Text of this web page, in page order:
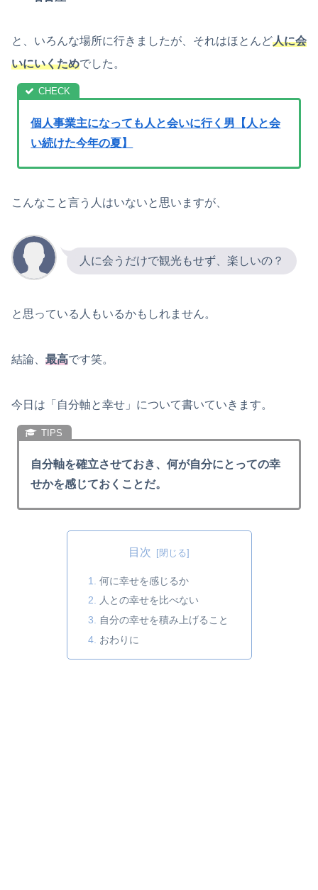
と、いろんな場所に行きましたが、それはほとんど人に会
いにいくためでした。
個人事業主になっても人と会いに行く男【人と会
い続けた今年の夏】
こんなこと言う人はいないと思いますが、
人に会うだけで観光もせず、楽しいの？
と思っている人もいるかもしれません。
結論、 最高です笑。
今日は「自分軸と幸せ」について書いていきます。
自分軸を確立させておき、何が自分にとっての幸
せかを感じておくことだ。
目次
何に幸せを感じるか
人との幸せを比べない
自分の幸せを積み上げること
おわりに